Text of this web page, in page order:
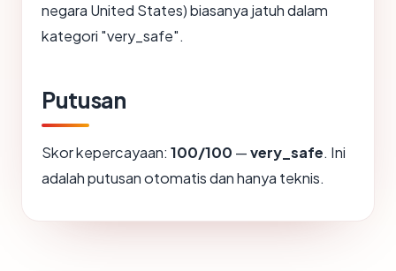
negara United States) biasanya jatuh dalam
kategori "very_safe".
Putusan
Skor kepercayaan: 100/100 —very_safe. Ini
adalah putusan otomatis dan hanya teknis.